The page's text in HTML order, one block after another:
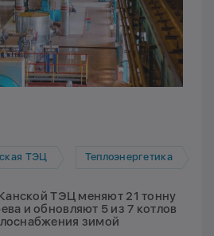
ТЭЦ Теплоэнергетика
ТЭЦ меняют 21 тонну
и обновляют 5 из 7 котлов
зимой